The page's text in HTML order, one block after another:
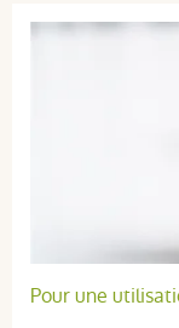
4
2
Pour une